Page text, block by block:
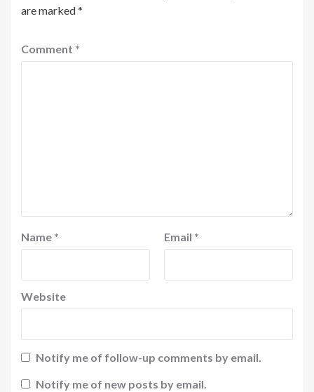
are marked*
Comment *
Name * Email *
Website
Notify me of follow-up comments by email.
Notify me of new posts by email.